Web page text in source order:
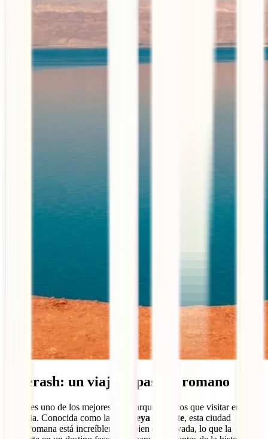
4. Jerash: un viaje al pasado romano
Jerash es uno de los mejores sitios arqueológicos que visitar en
Jordania. Conocida como la
Pompeya del Este, esta ciudad
grecorromana está increíblemente bien conservada, lo que la